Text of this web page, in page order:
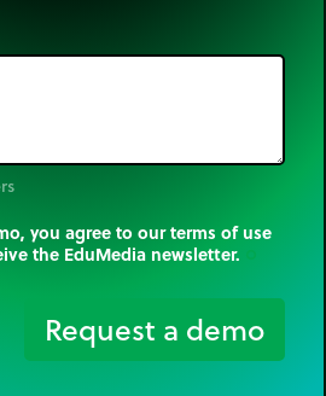
you agree to our terms of use
the EduMedia newsletter.
Request a demo